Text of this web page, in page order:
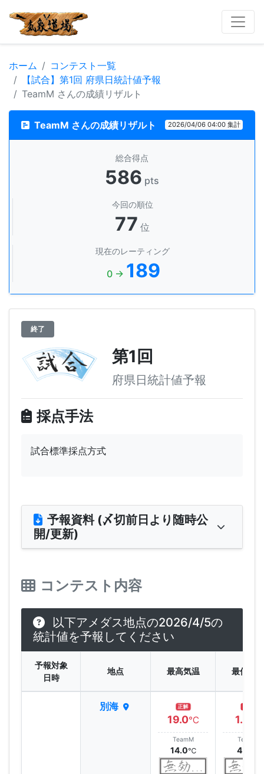
ホーム
コンテスト一覧
【試合】第1回 府県日統計値予報
TeamM さんの成績リザルト
TeamM さんの成績リザルト 2026/04/06 04:00 集計
総合得点
586 pts
今回の順位
77 位
現在のレーティング
0 → 189
終了
第1回
府県日統計値予報
採点手法
試合標準採点方式
予報資料 (〆切前日より随時公
開/更新)
コンテスト内容
以下アメダス地点の2026/4/5の
統計値を予報してください
予報対象
日時
地点 最高気温 最低気温
別海 正解
19.0℃
TeamM
14.0℃
1.4
TeamM
4.0